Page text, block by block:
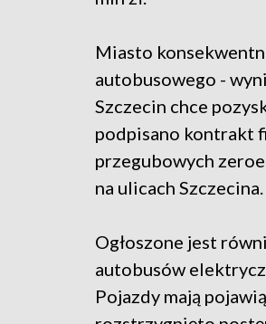
Miasto
autobusowego -
Szczecin chce
podpisano kontrakt
przegubowych
na ulicach Szczecina.
Ogłoszone jest
autobusów
Pojazdy mają